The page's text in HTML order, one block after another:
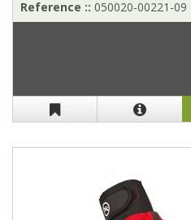
Reference :: 050020-00221-09